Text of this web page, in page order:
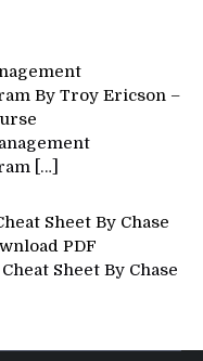
By Troy Ericson –
[…]
Sheet By Chase
PDF
Sheet By Chase